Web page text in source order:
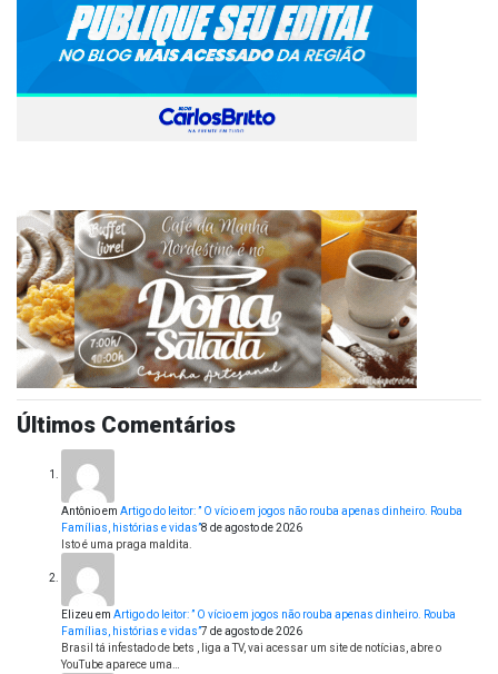
Últimos Comentários
Antônioem Artigo do leitor: ” O vício em jogos não rouba apenas dinheiro. Rouba
Famílias, histórias e vidas”8 de agosto de 2026
Isto é uma praga maldita.
Elizeu em Artigo do leitor: ” O vício em jogos não rouba apenas dinheiro. Rouba
Famílias, histórias e vidas”7 de agosto de 2026
Brasil tá infestado de bets , liga a TV, vai acessar um site de notícias, abre o
YouTube aparece uma…